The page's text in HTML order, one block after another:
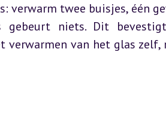
verwarm twee buisjes, één
gebeurt niets. Dit
van het glas zelf,